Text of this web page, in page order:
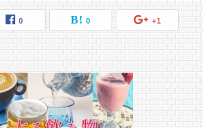
0 0 +1